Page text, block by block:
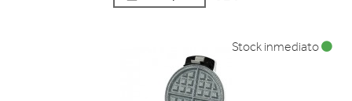
Stock inmediato